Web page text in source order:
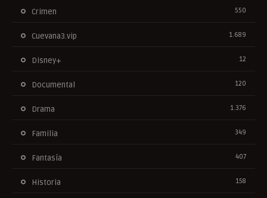
Crimen 550
Cuevana3.vip 1.689
Disney+ 12
Documental 120
Drama 1.376
Familia 349
Fantasía 407
Historia 158